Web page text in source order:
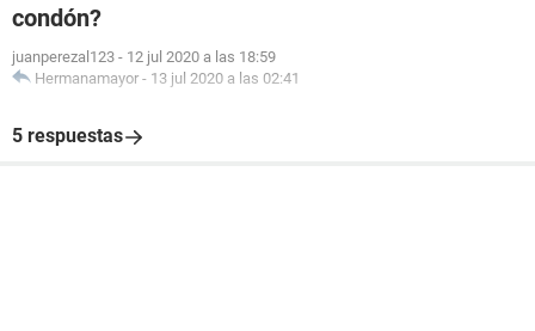
condón?
juanperezal123 - 12 jul 2020 a las 18:59
Hermanamayor - 13 jul 2020 a las 02:41
5 respuestas